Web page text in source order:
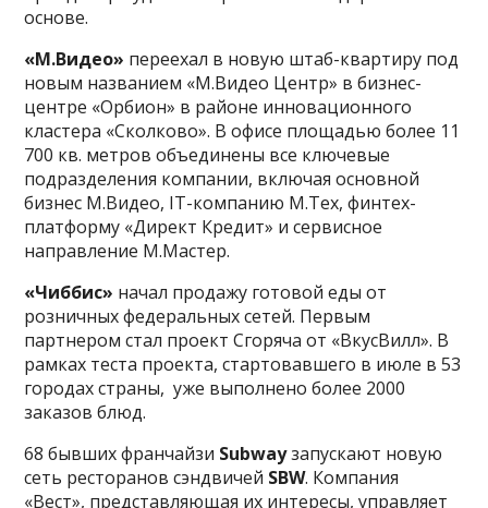
основе.
«М.Видео» переехал в новую штаб-квартиру под
новым названием «М.Видео Центр» в бизнес-
центре «Орбион» в районе инновационного
кластера «Сколково». В офисе площадью более 11
700 кв. метров объединены все ключевые
подразделения компании, включая основной
бизнес М.Видео, IT-компанию М.Тех, финтех-
платформу «Директ Кредит» и сервисное
направление М.Мастер.
«Чиббис» начал продажу готовой еды от
розничных федеральных сетей. Первым
партнером стал проект Сгоряча от «ВкусВилл». В
рамках теста проекта, стартовавшего в июле в 53
городах страны, уже выполнено более 2000
заказов блюд.
68 бывших франчайзи Subwayзапускают новую
сеть ресторанов сэндвичей SBW. Компания
«Вест», представляющая их интересы, управляет